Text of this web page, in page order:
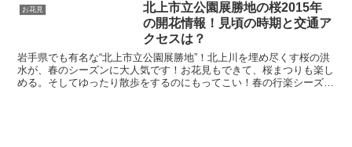
お花見
北上市立公園展勝地の桜2015年
の開花情報！見頃の時期と交通ア
クセスは？
岩手県でも有名な“北上市立公園展勝地”！北上川を埋め尽くす桜の洪
水が、春のシーズンに大人気です！お花見もできて、桜まつりも楽し
める。そしてゆったり散歩をするのにもってこい！春の行楽シーズン